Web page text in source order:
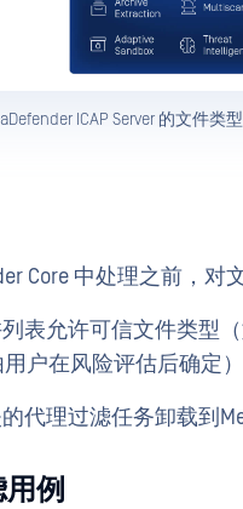
ICAP Server 的文件类
Core 中处理之前，对
表允许可信文件类型（
用户在风险评估后确定
代理过滤任务卸载到
例